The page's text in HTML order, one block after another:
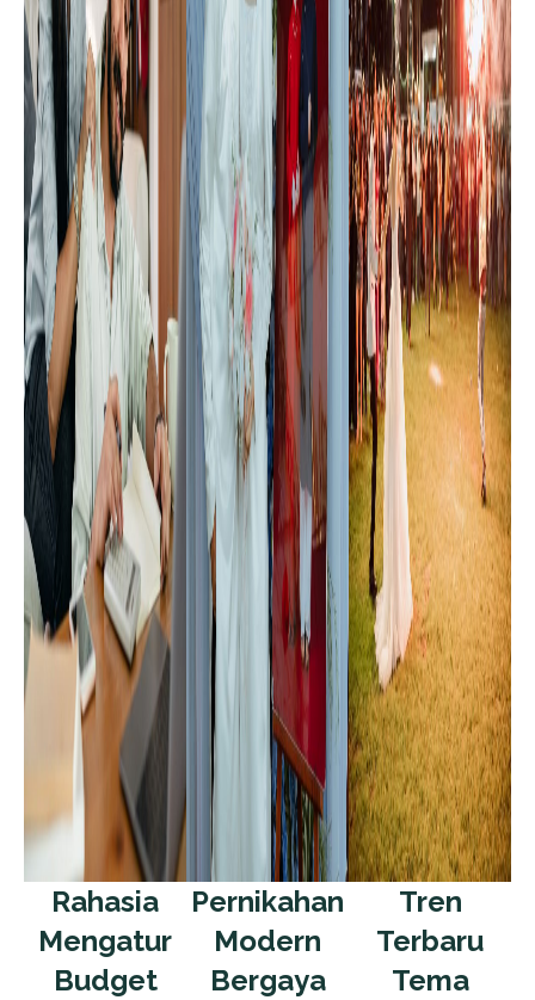
Rahasia
Mengatur
Budget
Pernikahan
Modern
Bergaya
Tren
Terbaru
Tema